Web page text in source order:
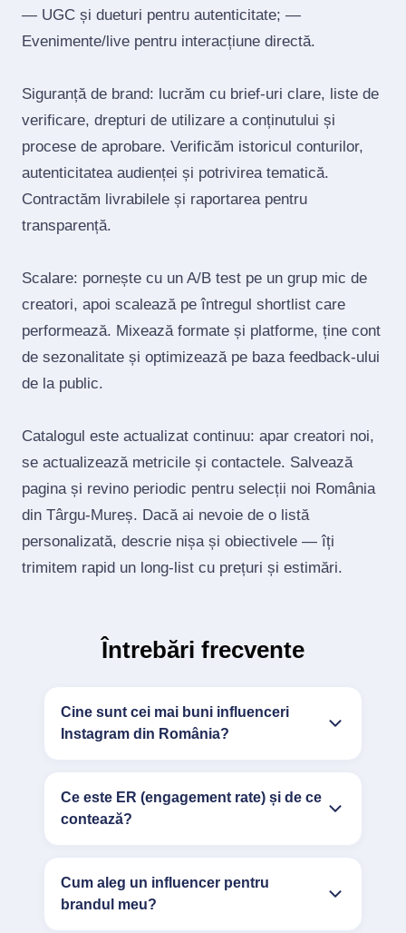
— UGC și dueturi pentru autenticitate; —
Evenimente/live pentru interacțiune directă.
Siguranță de brand: lucrăm cu brief‑uri clare, liste de
verificare, drepturi de utilizare a conținutului și
procese de aprobare. Verificăm istoricul conturilor,
autenticitatea audienței și potrivirea tematică.
Contractăm livrabilele și raportarea pentru
transparență.
Scalare: pornește cu un A/B test pe un grup mic de
creatori, apoi scalează pe întregul shortlist care
performează. Mixează formate și platforme, ține cont
de sezonalitate și optimizează pe baza feedback‑ului
de la public.
Catalogul este actualizat continuu: apar creatori noi,
se actualizează metricile și contactele. Salvează
pagina și revino periodic pentru selecții noi România
din Târgu-Mureș. Dacă ai nevoie de o listă
personalizată, descrie nișa și obiectivele — îți
trimitem rapid un long‑list cu prețuri și estimări.
Întrebări frecvente
Cine sunt cei mai buni influenceri
Instagram din România?
Ce este ER (engagement rate) și de ce
contează?
Cum aleg un influencer pentru
brandul meu?